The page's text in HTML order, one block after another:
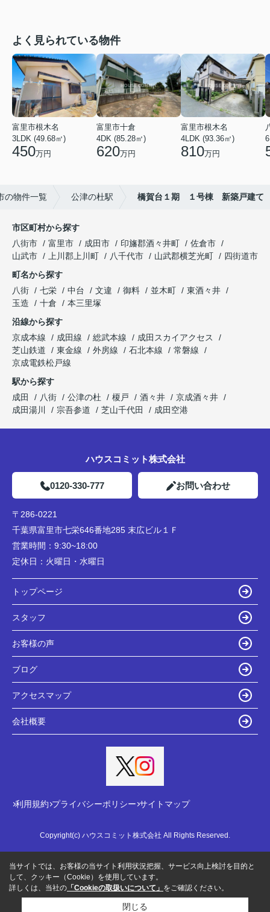
よく見られている物件
富里市根木名
3LDK (49.68㎡)
450万円
富里市十倉
4DK (85.28㎡)
620万円
富里市根木名
4LDK (93.36㎡)
810万円
の物件一覧 公津の杜駅 橋賀台１期 １号棟 新築戸建て
市区町村から探す
八街市
富里市 成田市 印旛郡酒々井町
佐倉市
山武市
上川郡上川町 八千代市 山武郡横芝光町
四街道市
町名から探す
八街
七栄 中台 文違 御料 並木町
東酒々井
玉造
十倉
本三里塚
沿線から探す
京成本線
成田線 総武本線
成田スカイアクセス
芝山鉄道
東金線 外房線 石北本線
常磐線
京成電鉄松戸線
駅から探す
成田
八街 公津の杜 榎戸 酒々井
京成酒々井
成田湯川
宗吾参道 芝山千代田 成田空港
ハウスコミット株式会社
0120-330-777 お問い合わせ
〒286-0221
千葉県富里市七栄646番地285 末広ビル１Ｆ
営業時間： 9:30~18:00
定休日： 火曜日・水曜日
トップページ
スタッフ
お客様の声
ブログ
アクセスマップ
会社概要
利用規約 プライバシーポリシー サイトマップ
Copyright(c) ハウスコミット株式会社 All Rights Reserved.
当サイトでは、お客様の当サイト利用状況把握、サービス向上検討を目的と
して、クッキー（Cookie）を使用しています。
詳しくは、当社の 「Cookieの取扱いについて」 をご確認ください。
閉じる